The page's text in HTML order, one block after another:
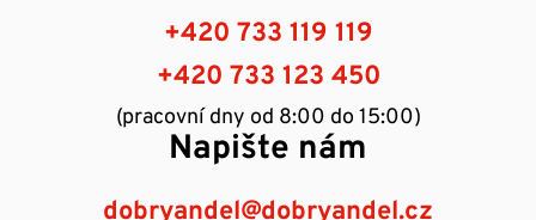
+420 733 119 119
+420 733 123 450
(pracovní dny od 8:00 do 15:00)
Napište nám
dobryandel@dobryandel.cz